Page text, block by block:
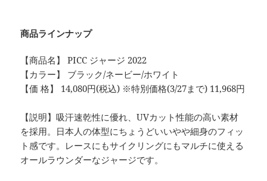
商品ラインナップ
【商品名】 PICC ジャージ 2022
【カラー】 ブラック/ネービー/ホワイト
【価 格】 14,080円(税込) ※特別価格(3/27まで) 11,968円
【説明】吸汗速乾性に優れ、UVカット性能の高い素材
を採用。日本人の体型にちょうどいいやや細身のフィッ
ト感です。レースにもサイクリングにもマルチに使える
オールラウンダーなジャージです。